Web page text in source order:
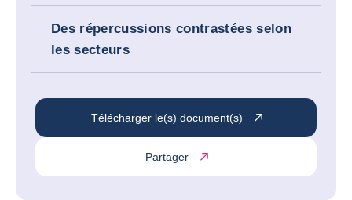
Des répercussions contrastées selon
les secteurs
Télécharger le(s) document(s)
Partager